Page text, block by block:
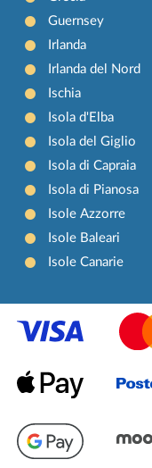
Guernsey
Irlanda
Irlanda del Nord
Ischia
Isola d'Elba
Isola del Giglio
Isola di Capraia
Isola di Pianosa
Isole Azzorre
Isole Baleari
Isole Canarie